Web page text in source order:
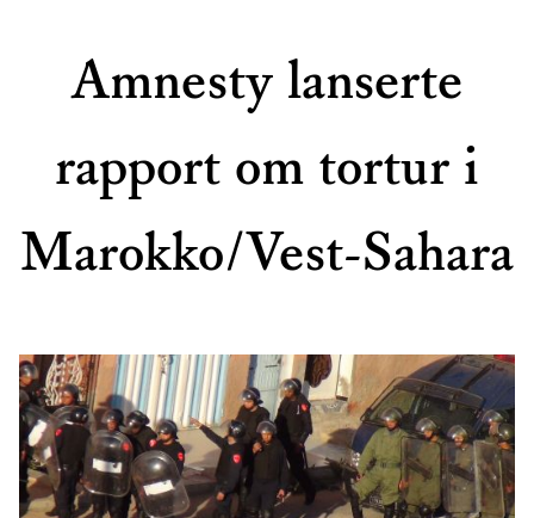
Amnesty lanserte
rapport om tortur i
Marokko/Vest-Sahara